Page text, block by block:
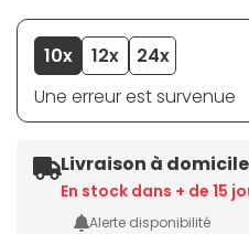
10x 12x
24x
Une erreur est survenue
Livraison à
En stock dans + de 15
Alerte disponibilité